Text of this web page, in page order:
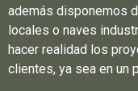
además disponemos
locales o naves
hacer realidad los
clientes, ya sea en un